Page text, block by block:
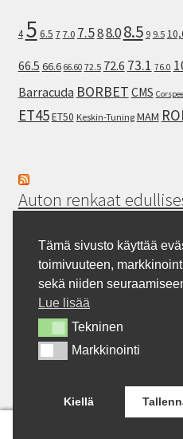
4 5 6.5 7 7.0 7.588.08.5 9 9.5
66.5 66.6 66.60 72.5 72.6 73.1 76.0
Barracuda BORBET CMS
ET45ET50 Keskin-Tuning MAM
Auton renkaat
Hankook Vantra Transit
Continental SportContact 7 –
Gripmax Inception A/T –
Rotalla ENJOYLAND H/T
Milever MA352 – auton
BFGoodrich Mud-Terrain T/A
Tämä sivusto käyttää
toimivuuteen,
sekä niiden
Lue lisää
TekninenTekninen
Markkinointi
Markkinointi
Kiellä